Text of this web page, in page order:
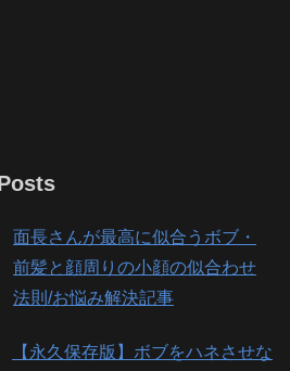
面長さんが最高に似合うボブ・
前髪と顔周りの小顔の似合わせ
法則/お悩み解決記事
【永久保存版】ボブをハネさせな